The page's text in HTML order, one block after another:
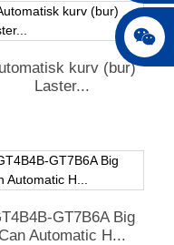
kurv (bur)
Laster...
GT7B6A Big
Can Automatic H...